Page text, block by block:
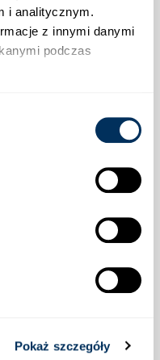
i analitycznym.
z innymi danymi
podczas
Pokaż szczegóły